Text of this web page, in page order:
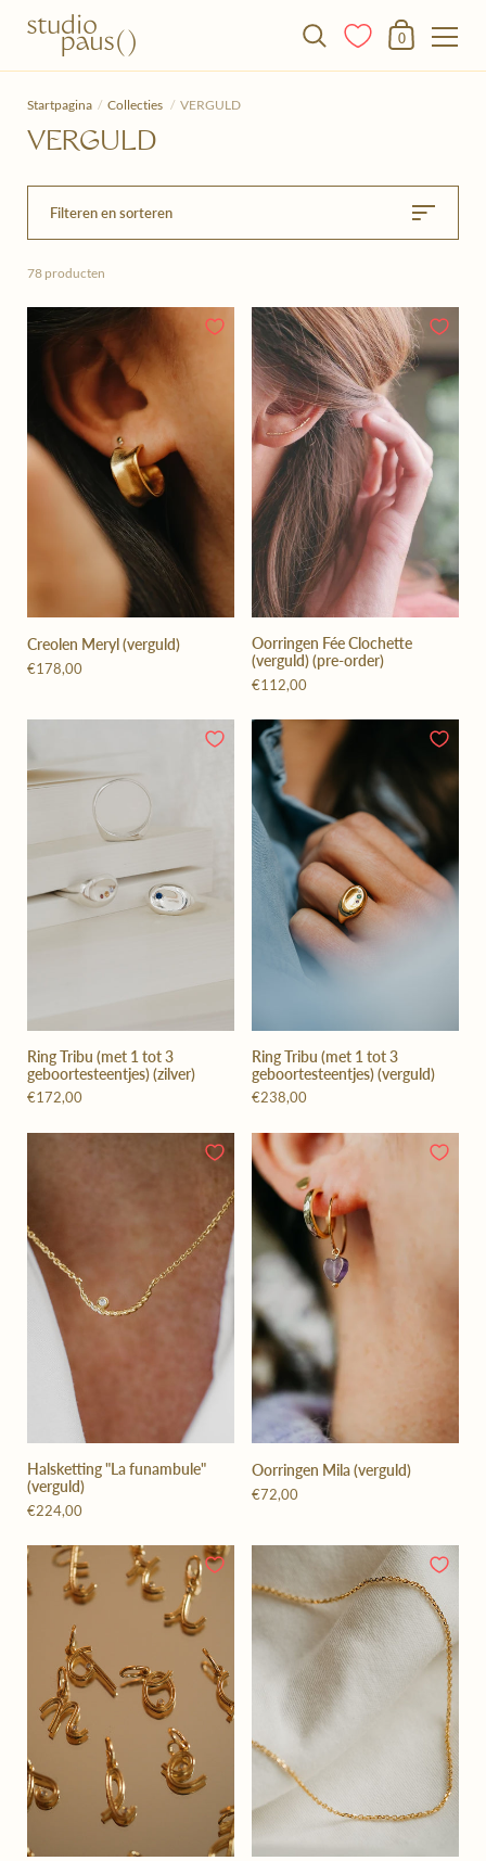
Winkelmandje
0
Startpagina / Collecties / VERGULD
VERGULD
Filteren en sorteren
78 producten
Creolen Meryl (verguld)
€178,00
Oorringen Fée Clochette
(verguld) (pre-order)
€112,00
Ring Tribu (met 1 tot 3
geboortesteentjes) (zilver)
€172,00
Ring Tribu (met 1 tot 3
geboortesteentjes) (verguld)
€238,00
Halsketting "La funambule"
(verguld)
€224,00
Oorringen Mila (verguld)
€72,00